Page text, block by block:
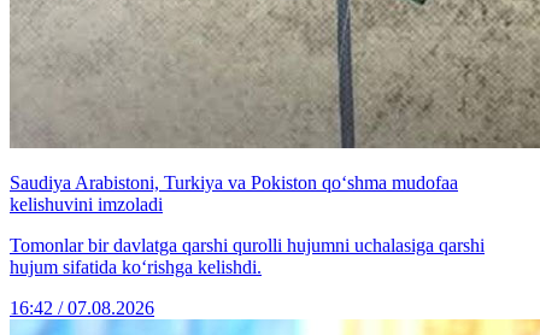
Saudiya Arabistoni, Turkiya va Pokiston qo‘shma mudofaa
kelishuvini imzoladi
Tomonlar bir davlatga qarshi qurolli hujumni uchalasiga qarshi
hujum sifatida ko‘rishga kelishdi.
16:42 / 07.08.2026